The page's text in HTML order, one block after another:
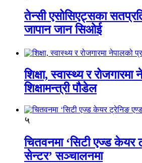
तेन्सी एसोसिएट्सका
जापान जान सिओई
शिक्षा, स्वास्थ्य र
शिक्षामन्त्री पौडेल
५
चितवनमा ‘सिटी एज्ड केयर
सेन्टर’ सञ्चालनमा